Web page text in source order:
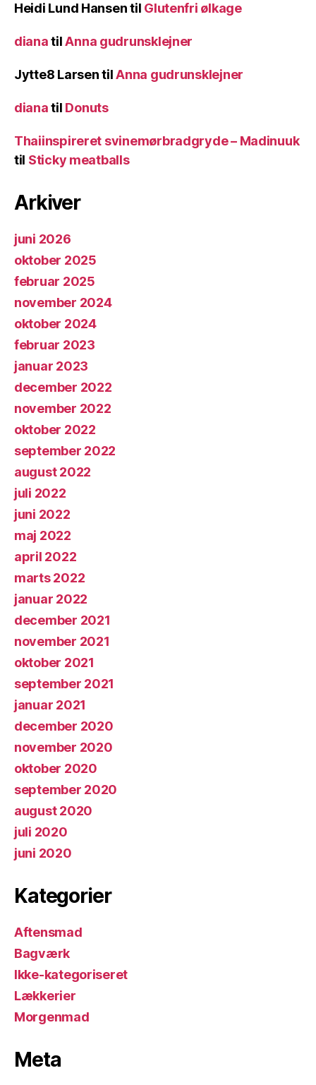
Heidi Lund Hansentil Glutenfri ølkage
dianatilAnna gudrunsklejner
Jytte8 LarsentilAnna gudrunsklejner
dianatil Donuts
Thaiinspireret svinemørbradgryde – Madinuuk
til Sticky meatballs
Arkiver
juni 2026
oktober 2025
februar 2025
november 2024
oktober 2024
februar 2023
januar 2023
december 2022
november 2022
oktober 2022
september 2022
august 2022
juli 2022
juni 2022
maj 2022
april 2022
marts 2022
januar 2022
december 2021
november 2021
oktober 2021
september 2021
januar 2021
december 2020
november 2020
oktober 2020
september 2020
august 2020
juli 2020
juni 2020
Kategorier
Aftensmad
Bagværk
Ikke-kategoriseret
Lækkerier
Morgenmad
Meta